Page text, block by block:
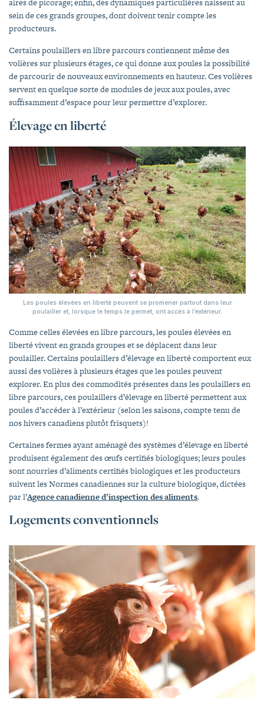
aires de picorage; enfin, des dynamiques particulières naissent au
sein de ces grands groupes, dont doivent tenir compte les
producteurs.
Certains poulaillers en libre parcours contiennent même des
volières sur plusieurs étages, ce qui donne aux poules la possibilité
de parcourir de nouveaux environnements en hauteur. Ces volières
servent en quelque sorte de modules de jeux aux poules, avec
suffisamment d’espace pour leur permettre d’explorer.
Élevage en liberté
Les poules élevées en liberté peuvent se promener partout dans leur
poulailler et, lorsque le temps le permet, ont accès à l’extérieur.
Comme celles élevées en libre parcours, les poules élevées en
liberté vivent en grands groupes et se déplacent dans leur
poulailler. Certains poulaillers d’élevage en liberté comportent eux
aussi des volières à plusieurs étages que les poules peuvent
explorer. En plus des commodités présentes dans les poulaillers en
libre parcours, ces poulaillers d’élevage en liberté permettent aux
poules d’accéder à l’extérieur (selon les saisons, compte tenu de
nos hivers canadiens plutôt frisquets)!
Certaines fermes ayant aménagé des systèmes d’élevage en liberté
produisent également des œufs certifiés biologiques; leurs poules
sont nourries d’aliments certifiés biologiques et les producteurs
suivent les Normes canadiennes sur la culture biologique, dictées
par l’Agence canadienne d’inspection des aliments.
Logements conventionnels